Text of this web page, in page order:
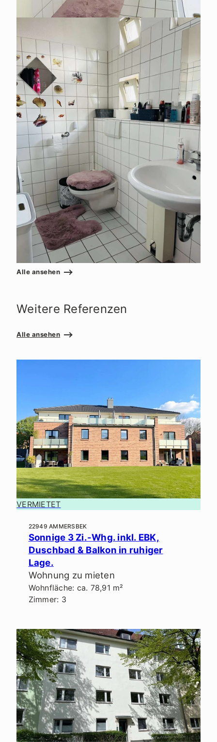
Alle ansehen
Weitere Referenzen
Alle ansehen
VERMIETET
22949 AMMERSBEK
Sonnige 3 Zi.-Whg. inkl. EBK,
Duschbad & Balkon in ruhiger
Lage.
Wohnung zu mieten
Wohnfläche: ca. 78,91 m²
Zimmer: 3